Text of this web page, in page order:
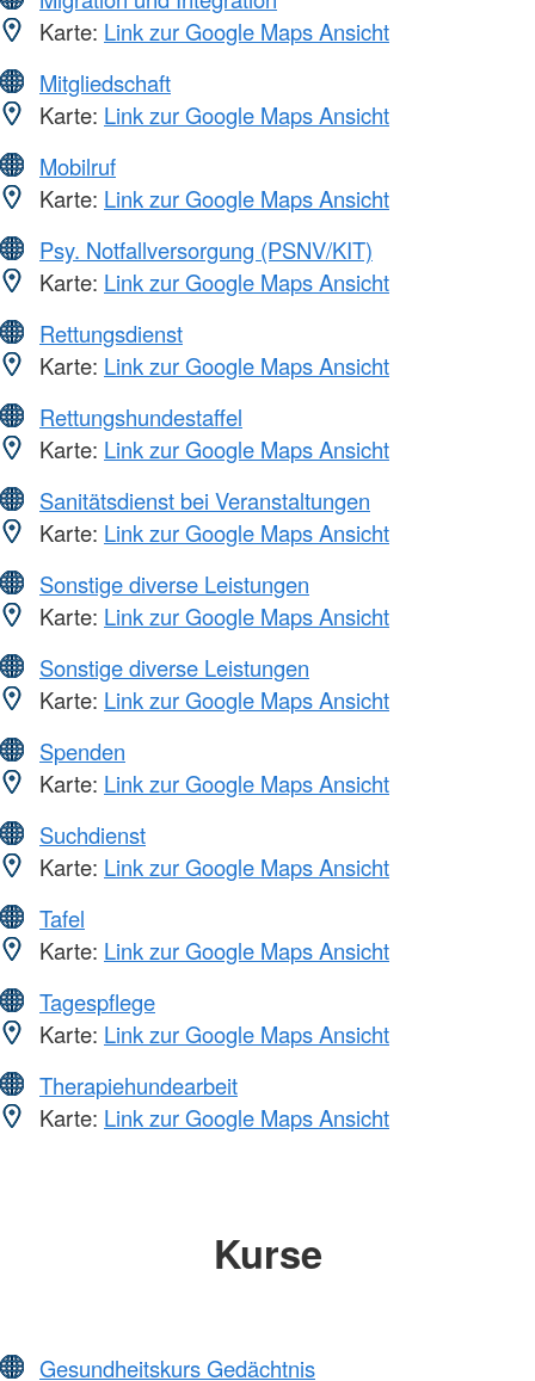
Karte: Link zur Google Maps Ansicht
Mitgliedschaft
Karte: Link zur Google Maps Ansicht
Mobilruf
Karte: Link zur Google Maps Ansicht
Psy. Notfallversorgung (PSNV/KIT)
Karte: Link zur Google Maps Ansicht
Rettungsdienst
Karte: Link zur Google Maps Ansicht
Rettungshundestaffel
Karte: Link zur Google Maps Ansicht
Sanitätsdienst bei Veranstaltungen
Karte: Link zur Google Maps Ansicht
Sonstige diverse Leistungen
Karte: Link zur Google Maps Ansicht
Sonstige diverse Leistungen
Karte: Link zur Google Maps Ansicht
Spenden
Karte: Link zur Google Maps Ansicht
Suchdienst
Karte: Link zur Google Maps Ansicht
Tafel
Karte: Link zur Google Maps Ansicht
Tagespflege
Karte: Link zur Google Maps Ansicht
Therapiehundearbeit
Karte: Link zur Google Maps Ansicht
Kurse
Gesundheitskurs Gedächtnis